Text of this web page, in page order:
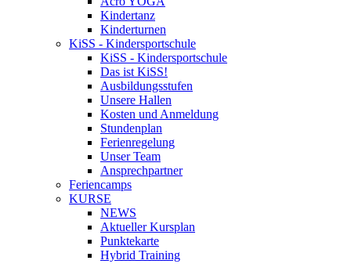
Kindertanz
Kinderturnen
KiSS - Kindersportschule
KiSS - Kindersportschule
Das ist KiSS!
Ausbildungsstufen
Unsere Hallen
Kosten und Anmeldung
Stundenplan
Ferienregelung
Unser Team
Ansprechpartner
Feriencamps
KURSE
NEWS
Aktueller Kursplan
Punktekarte
Hybrid Training